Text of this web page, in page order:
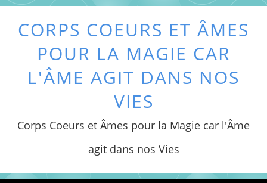
CORPS COEURS ET ÂMES
POUR LA MAGIE CAR
L'ÂME AGIT DANS NOS
VIES
Corps Coeurs et Âmes pour la Magie car l'Âme
agit dans nos Vies